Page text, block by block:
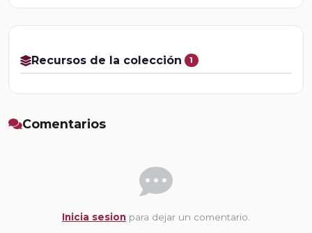
Recursos de la colección 1
Comentarios
Inicia sesion para dejar un comentario.